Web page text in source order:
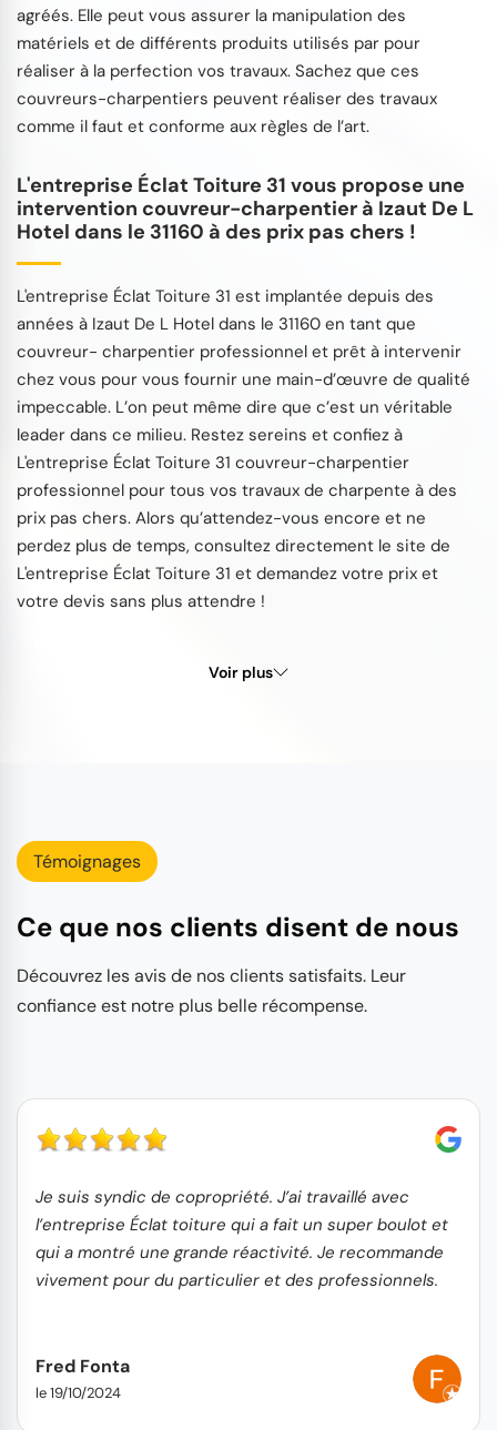
agréés. Elle peut vous assurer la manipulation des
matériels et de différents produits utilisés par pour
réaliser à la perfection vos travaux. Sachez que ces
couvreurs-charpentiers peuvent réaliser des travaux
comme il faut et conforme aux règles de l’art.
L'entreprise Éclat Toiture 31 vous propose une
intervention couvreur-charpentier à Izaut De L
Hotel dans le 31160 à des prix pas chers !
L'entreprise Éclat Toiture 31 est implantée depuis des
années à Izaut De L Hotel dans le 31160 en tant que
couvreur- charpentier professionnel et prêt à intervenir
chez vous pour vous fournir une main-d’œuvre de qualité
impeccable. L’on peut même dire que c’est un véritable
leader dans ce milieu. Restez sereins et confiez à
L'entreprise Éclat Toiture 31 couvreur-charpentier
professionnel pour tous vos travaux de charpente à des
prix pas chers. Alors qu’attendez-vous encore et ne
perdez plus de temps, consultez directement le site de
L'entreprise Éclat Toiture 31 et demandez votre prix et
votre devis sans plus attendre !
Voir plus
Témoignages
Ce que nos clients disent de nous
Découvrez les avis de nos clients satisfaits. Leur
confiance est notre plus belle récompense.
Je suis syndic de copropriété. J’ai travaillé avec
l’entreprise Éclat toiture qui a fait un super boulot et
qui a montré une grande réactivité. Je recommande
vivement pour du particulier et des professionnels.
Fred Fonta
le 19/10/2024